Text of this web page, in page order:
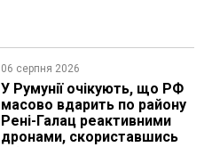
06 серпня 2026
У Румунії очікують, що РФ
масово вдарить по району
Рені-Галац реактивними
дронами, скориставшись